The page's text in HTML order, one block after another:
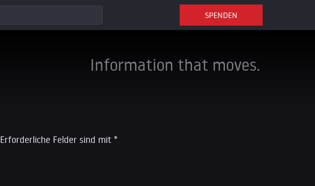
SPENDEN
Information that moves.
Erforderliche Felder sind mit *